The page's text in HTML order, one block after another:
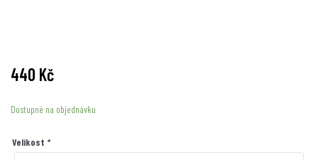
440 Kč
Dostupné na objednávku
Velikost *
V
množství